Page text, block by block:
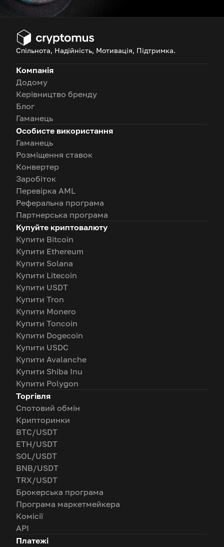
Спільнота, Надійність, Мотивація, Підтримка.
Компанія
Додому
Керівництво бренду
Блог
Гаманець
Особисте використання
Гаманець
Розміщення ставок
Конвертер
Заробіток
Перевірка AML
Реферальна програма
Партнерська програма
Купуйте криптовалюту
Купити Bitcoin
Купити Ethereum
Купити Solana
Купити Litecoin
Купити USDT
Купити Tron
Купити Monero
Купити Toncoin
Купити Dogecoin
Купити USDC
Купити Avalanche
Купити Shiba Inu
Купити Polygon
Торгівля
Спотовий обмін
Крипторинки
BTC/USDT
ETH/USDT
SOL/USDT
BNB/USDT
TRX/USDT
Брокерська програма
Програма маркетмейкера
Комісії
API
Платежі